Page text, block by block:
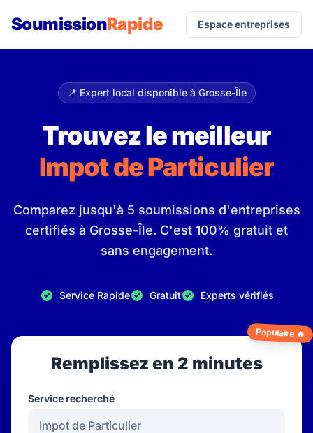
SoumissionRapide Espace entreprises
📍 Expert local disponible à Grosse-Île
Trouvez le meilleur
Impot de Particulier
Comparez jusqu'à 5 soumissions d'entreprises
certifiés à Grosse-Île. C'est 100% gratuit et
sans engagement.
Service Rapide Gratuit Experts vérifiés
Populaire 🔥
Remplissez en 2 minutes
Service recherché